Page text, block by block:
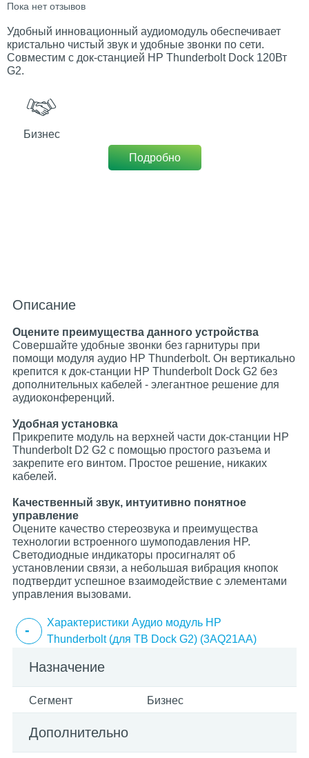
Пока нет отзывов
Удобный инновационный аудиомодуль обеспечивает
кристально чистый звук и удобные звонки по сети.
Совместим с док-станцией HP Thunderbolt Dock 120Вт
G2.
Бизнес
Подробно
Описание
Оцените преимущества данного устройства
Совершайте удобные звонки без гарнитуры при
помощи модуля аудио HP Thunderbolt. Он вертикально
крепится к док-станции HP Thunderbolt Dock G2 без
дополнительных кабелей - элегантное решение для
аудиоконференций.
Удобная установка
Прикрепите модуль на верхней части док-станции HP
Thunderbolt D2 G2 с помощью простого разъема и
закрепите его винтом. Простое решение, никаких
кабелей.
Качественный звук, интуитивно понятное
управление
Оцените качество стереозвука и преимущества
технологии встроенного шумоподавления HP.
Светодиодные индикаторы просигналят об
установлении связи, а небольшая вибрация кнопок
подтвердит успешное взаимодействие с элементами
управления вызовами.
Характеристики Аудио модуль HP
Thunderbolt (для TB Dock G2) (3AQ21AA)
Назначение
Сегмент Бизнес
Дополнительно